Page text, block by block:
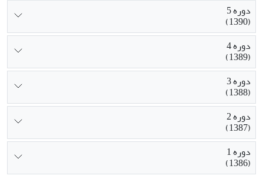
دوره 5
(1390)
دوره 4
(1389)
دوره 3
(1388)
دوره 2
(1387)
دوره 1
(1386)